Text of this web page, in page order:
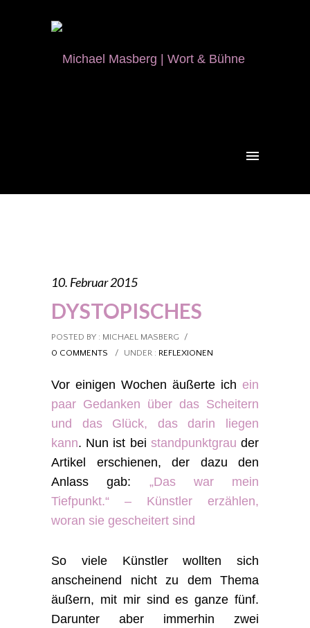
10. Februar 2015
DYSTOPISCHES
POSTED BY : MICHAEL MASBERG
/
0 COMMENTS
/ UNDER : REFLEXIONEN
Vor einigen Wochen äußerte ich ein
paar Gedanken über das Scheitern
und das Glück, das darin liegen
kann. Nun ist bei standpunktgrau der
Artikel erschienen, der dazu den
Anlass gab:
„Das war mein
Tiefpunkt.“ – Künstler erzählen,
woran sie gescheitert sind
So viele Künstler wollten sich
anscheinend nicht zu dem Thema
äußern, mit mir sind es ganze fünf.
Darunter aber immerhin zwei